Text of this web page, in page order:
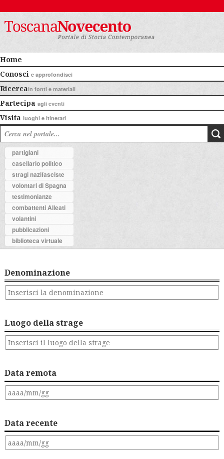
Home
Conosci e approfondisci
Ricercain fonti e materiali
Partecipa agli eventi
Visita luoghi e itinerari
partigiani
casellario politico
stragi nazifasciste
volontari di Spagna
testimonianze
combattenti Alleati
volantini
pubblicazioni
biblioteca virtuale
Denominazione
Luogo della strage
Data remota
Data recente